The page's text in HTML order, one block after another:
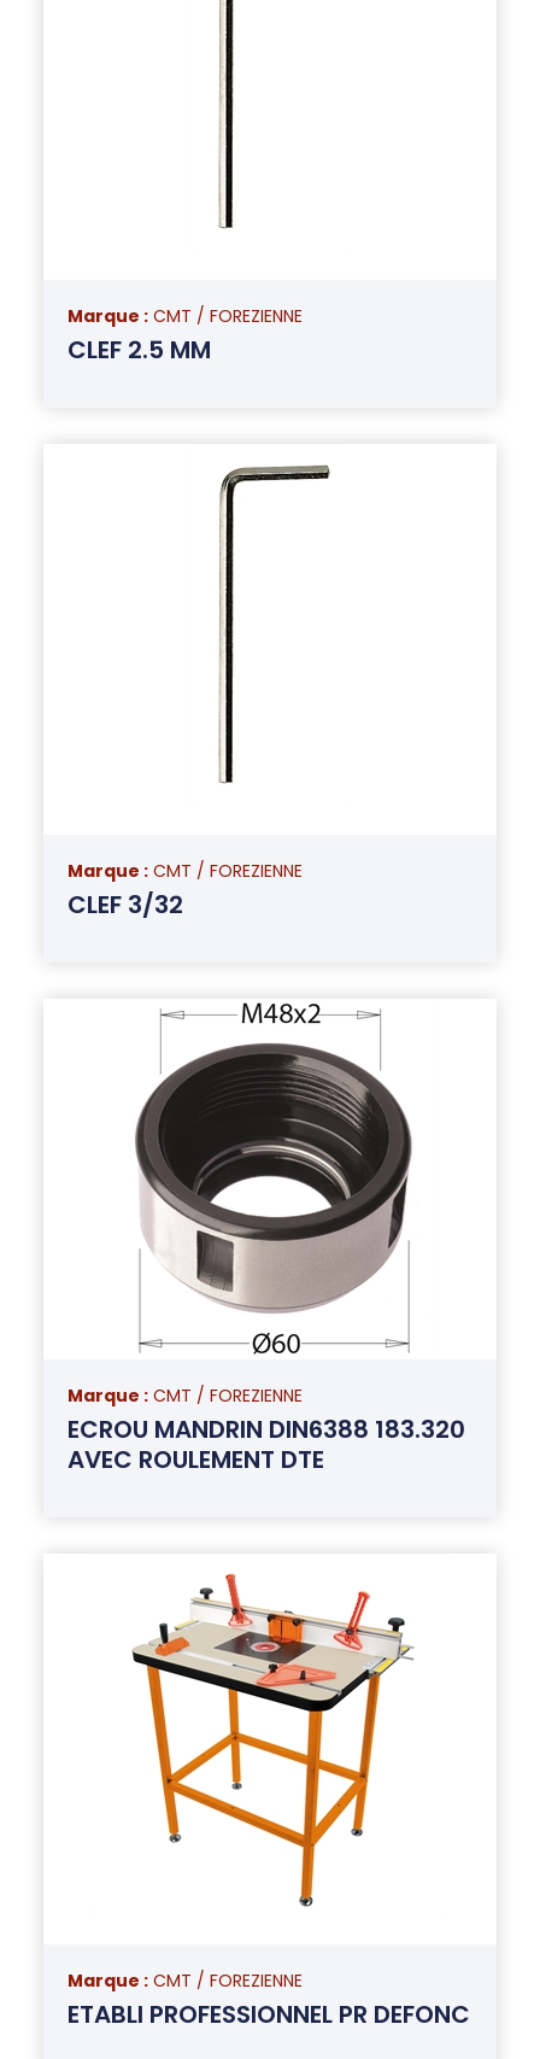
Marque : CMT / FOREZIENNE
CLEF 2.5 MM
Marque : CMT / FOREZIENNE
CLEF 3/32
Marque : CMT / FOREZIENNE
ECROU MANDRIN DIN6388 183.320
AVEC ROULEMENT DTE
Marque : CMT / FOREZIENNE
ETABLI PROFESSIONNEL PR DEFONC